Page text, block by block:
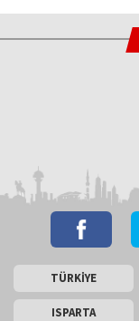
TÜRKİYE
ISPARTA